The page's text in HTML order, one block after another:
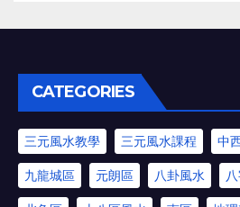
CATEGORIES
三元風水教學 三元風水課程 中
九龍城區 元朗區 八卦風水